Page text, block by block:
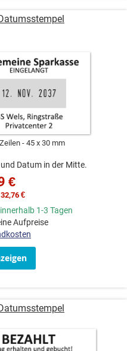
45 x 30 mm
Datum in der Mitte.
€
32,76 €
1-3 Tagen
Aufpreise